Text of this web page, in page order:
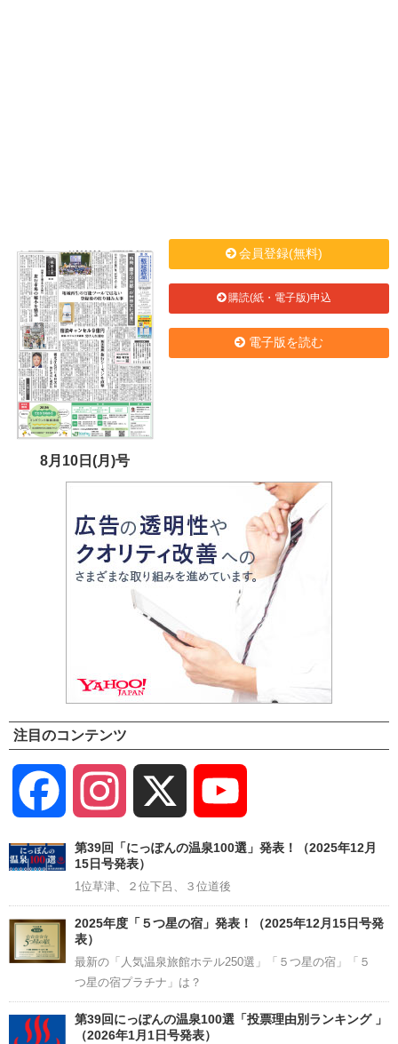
8月10日(月)号
会員登録(無料)
購読(紙・電子版)申込
電子版を読む
注目のコンテンツ
Facebook Instagram
Channel
第39回「にっぽんの温泉100選」発表！（2025年12月
15日号発表）
1位草津、２位下呂、３位道後
2025年度「５つ星の宿」発表！（2025年12月15日号発
表）
最新の「人気温泉旅館ホテル250選」「５つ星の宿」「５
つ星の宿プラチナ」は？
第39回にっぽんの温泉100選「投票理由別ランキング 」
（2026年1月1日号発表）